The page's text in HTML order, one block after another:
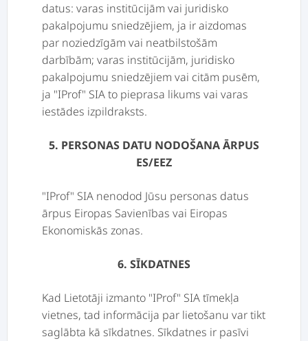
datus: varas institūcijām vai juridisko
pakalpojumu sniedzējiem, ja ir aizdomas
par noziedzīgām vai neatbilstošām
darbībām; varas institūcijām, juridisko
pakalpojumu sniedzējiem vai citām pusēm,
ja "IProf" SIA to pieprasa likums vai varas
iestādes izpildraksts.
5. PERSONAS DATU NODOŠANA ĀRPUS
ES/EEZ
"IProf" SIA nenodod Jūsu personas datus
ārpus Eiropas Savienības vai Eiropas
Ekonomiskās zonas.
6. SĪKDATNES
Kad Lietotāji izmanto "IProf" SIA tīmekļa
vietnes, tad informācija par lietošanu var tikt
saglābta kā sīkdatnes. Sīkdatnes ir pasīvi